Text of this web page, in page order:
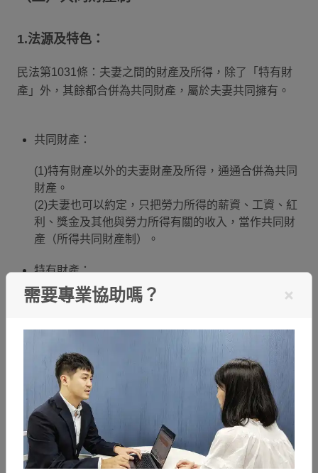
1.法源及特色：
民法第1031條：夫妻之間的財產及所得，除了「特有財
產」外，其餘都合併為共同財產，屬於夫妻共同擁有。
共同財產：
(1)特有財產以外的夫妻財產及所得，通通合併為共同
財產。
(2)夫妻也可以約定，只把勞力所得的薪資、工資、紅
利、獎金及其他與勞力所得有關的收入，當作共同財
產（所得共同財產制）。
特有財產：
(1)專供夫或妻的個人專屬使用物品。
(3)夫或妻個人收到的贈品，有經過贈與人用書面聲明
這個是專屬夫或妻的特有財產。
2.財產所有權：
共同財產：共同擁有
特有財產：各自擁有
需要專業協助嗎？